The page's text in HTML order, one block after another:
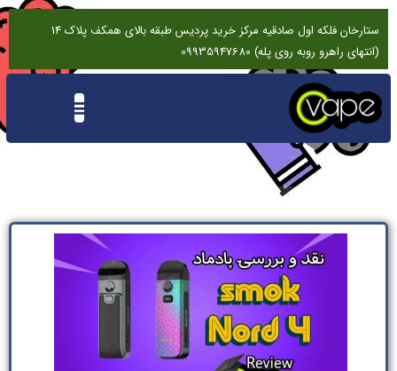
ستارخان فلکه اول صادقیه مرکز خرید پردیس طبقه بالای همکف پلاک 14
(انتهای راهرو روبه روی پله) 09935947680